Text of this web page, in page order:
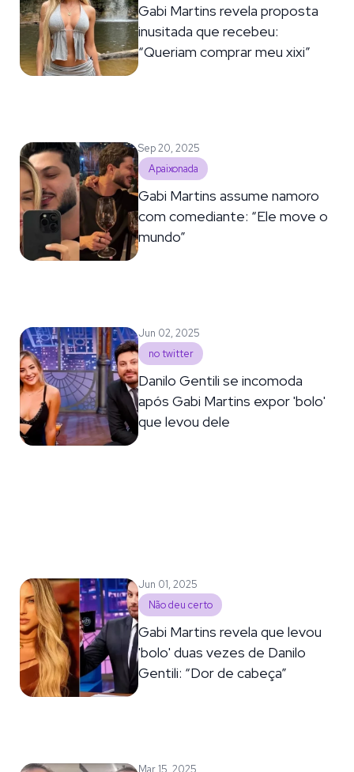
Gabi Martins revela proposta
inusitada que recebeu:
“Queriam comprar meu xixi”
Sep 20, 2025
Apaixonada
Gabi Martins assume namoro
com comediante: “Ele move o
mundo”
Jun 02, 2025
no twitter
Danilo Gentili se incomoda
após Gabi Martins expor 'bolo'
que levou dele
Jun 01, 2025
Não deu certo
Gabi Martins revela que levou
'bolo' duas vezes de Danilo
Gentili: “Dor de cabeça”